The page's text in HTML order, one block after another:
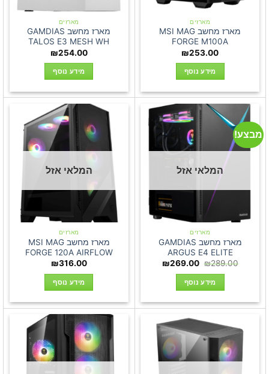
מארזים
מארז מחשב MSI MAG
FORGE M100A
₪253.00
מידע נוסף
מארזים
מארז מחשב GAMDIAS
TALOS E3 MESH WH
₪254.00
מידע נוסף
מבצע!
המלאי אזל
מארזים
מארז מחשב GAMDIAS
ARGUS E4 ELITE
₪289.00
המחיר
היה:
₪289.00.
₪269.00
מידע נוסף
המלאי אזל
מארזים
מארז מחשב MSI MAG
FORGE 120A AIRFLOW
₪316.00
מידע נוסף